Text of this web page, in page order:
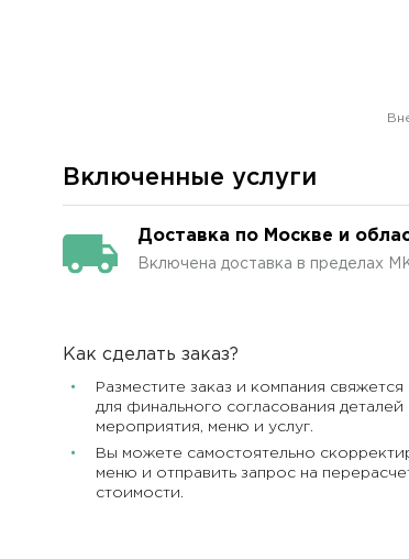
Включенные услуги
Доставка по Москве и
Включена доставка в пределах
Как сделать заказ?
Разместите заказ и компания свяжется
для финального согласования деталей
мероприятия, меню и услуг.
Вы можете самостоятельно
меню и отправить запрос на
стоимости.